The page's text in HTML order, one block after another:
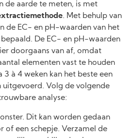
de aarde te meten, is met
. Met behulp van
de EC- en pH-waarden van het
De EC- en pH-waarden
doorgaans van af, omdat
elementen vast te houden
3 à 4 weken kan het beste een
uitgevoerd. Volg de volgende
analyse:
Dit kan worden gedaan
of een schepje. Verzamel de